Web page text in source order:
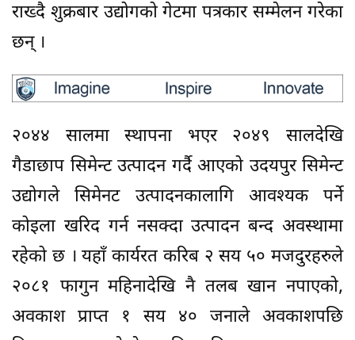
राख्दै शुक्रबार उद्योगको गेटमा पत्रकार सम्मेलन गरेका
छन् ।
२०४४ सालमा स्थापना भएर २०४९ सालदेखि
गैडाछाप सिमेन्ट उत्पादन गर्दै आएको उदयपुर सिमेन्ट
उद्योगले सिमेनट उत्पादनकालागि आवश्यक पर्ने
कोइला खरिद गर्न नसक्दा उत्पादन बन्द अवस्थामा
रहेको छ । यहाँ कार्यरत करिब २ सय ५० मजदुरहरुले
२०८१ फागुन महिनादेखि नै तलब खान नपाएको,
अवकाश प्राप्त १ सय ४० जनाले अवकाशपछि